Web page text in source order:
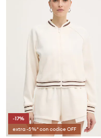
-17%
extra -5%* con codice OFF